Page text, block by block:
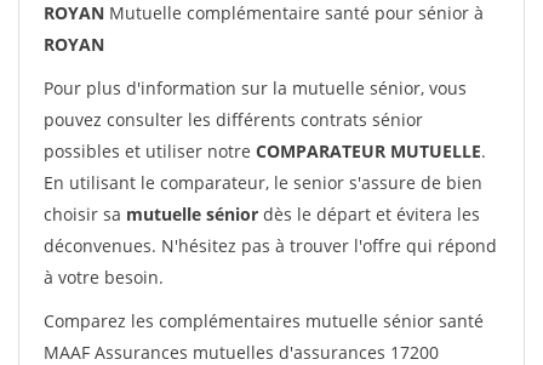
ROYAN Mutuelle complémentaire santé pour sénior à
ROYAN
Pour plus d'information sur la mutuelle sénior, vous
pouvez consulter les différents contrats sénior
possibles et utiliser notre COMPARATEUR MUTUELLE.
En utilisant le comparateur, le senior s'assure de bien
choisir sa mutuelle sénior dès le départ et évitera les
déconvenues. N'hésitez pas à trouver l'offre qui répond
à votre besoin.
Comparez les complémentaires mutuelle sénior santé
MAAF Assurances mutuelles d'assurances 17200